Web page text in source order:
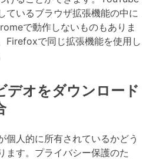
ているブラウザ拡張機能の中に
で動作しないものもありま
Firefoxで同じ拡張機能を使用し
デオをダウンロード
個人的に所有されているかどう
ます。プライバシー保護のた